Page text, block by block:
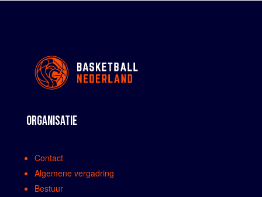
ORGANISATIE
Contact
Algemene vergadring
Bestuur